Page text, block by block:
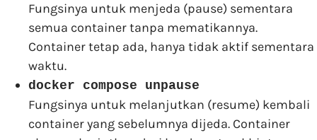
Fungsinya untuk menjeda (pause) sementara
semua container tanpa mematikannya.
Container tetap ada, hanya tidak aktif sementara
waktu.
docker compose unpause
Fungsinya untuk melanjutkan (resume) kembali
container yang sebelumnya dijeda. Container